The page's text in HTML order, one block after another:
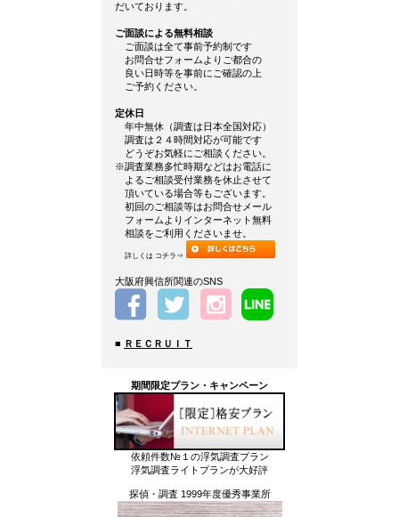
だいております。
ご面談による無料相談
ご面談は全て事前予約制です
お問合せフォームよりご都合の
良い日時等を事前にご確認の上
ご予約ください。
定休日
年中無休（調査は日本全国対応）
調査は２４時間対応が可能です
どうぞお気軽にご相談ください。
※調査業務多忙時期などはお電話に
よるご相談受付業務を休止させて
頂いている場合等もございます。
初回のご相談等はお問合せメール
フォームよりインターネット無料
相談をご利用くださいませ。
詳しくは コチラ⇒
大阪府興信所関連のSNS
■ ＲＥＣＲＵＩＴ
期間限定プラン・キャンペーン
依頼件数№１の浮気調査プラン
浮気調査ライトプランが大好評
探偵・調査 1999年度優秀事業所